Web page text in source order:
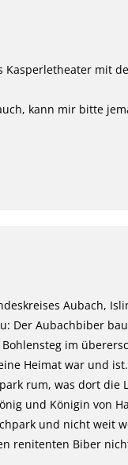
Kasperletheater mit
kann mir bitte
Aubach,
Der Aubachbiber
im
Heimat war und
rum, was dort die
und Königin von
und nicht weit
renitenten Biber